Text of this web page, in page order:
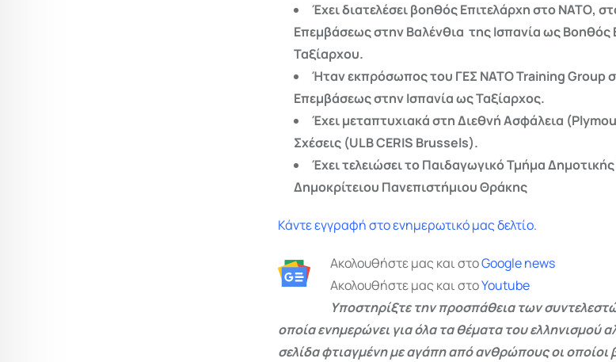
Έχει διατελέσει βοηθός Επιτελάρχη στο ΝΑΤΟ,
Επεμβάσεως στην Βαλένθια της Ισπανία ως Βοηθός
Ταξίαρχου.
Ήταν εκπρόσωπος του ΓΕΣ ΝΑΤΟ Training Group
Επεμβάσεως στην Ισπανία ως Ταξίαρχος.
Έχει μεταπτυχιακά στη Διεθνή Ασφάλεια
Σχέσεις (ULB CERIS Brussels).
Έχει τελειώσει το Παιδαγωγικό Τμήμα
Δημοκρίτειου Πανεπιστήμιου Θράκης
Κάντε εγγραφή στο ενημερωτικό μας δελτίο.
Ακολουθήστε μας και στοGooglenews
Ακολουθήστε μας και στοYoutube
Υποστηρίξτε την προσπάθεια των
οποία ενημερώνει για όλα τα θέματα του ελληνισμού
σελίδα φτιαγμένη με αγάπη από ανθρώπους οι οποίοι